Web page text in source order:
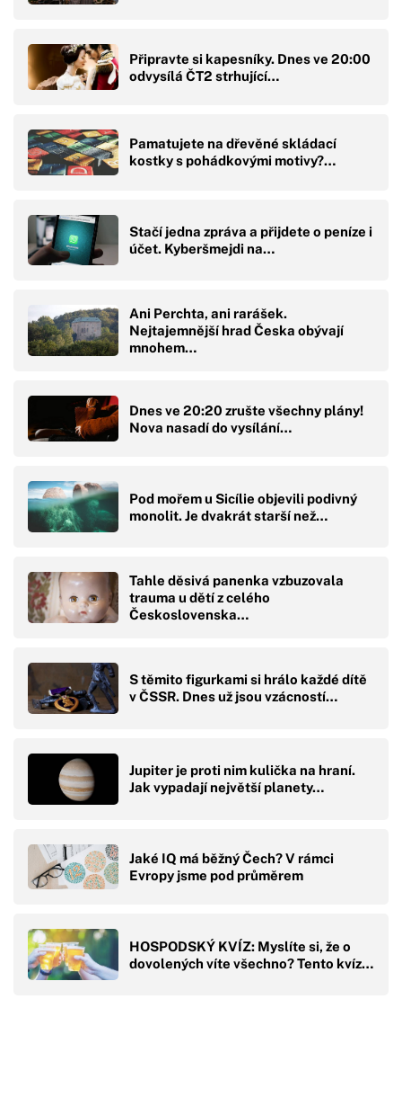
Připravte si kapesníky. Dnes ve 20:00
odvysílá ČT2 strhující…
Pamatujete na dřevěné skládací
kostky s pohádkovými motivy?…
Stačí jedna zpráva a přijdete o peníze i
účet. Kyberšmejdi na…
Ani Perchta, ani rarášek.
Nejtajemnější hrad Česka obývají
mnohem…
Dnes ve 20:20 zrušte všechny plány!
Nova nasadí do vysílání…
Pod mořem u Sicílie objevili podivný
monolit. Je dvakrát starší než…
Tahle děsivá panenka vzbuzovala
trauma u dětí z celého
Československa…
S těmito figurkami si hrálo každé dítě
v ČSSR. Dnes už jsou vzácností…
Jupiter je proti nim kulička na hraní.
Jak vypadají největší planety…
Jaké IQ má běžný Čech? V rámci
Evropy jsme pod průměrem
HOSPODSKÝ KVÍZ: Myslíte si, že o
dovolených víte všechno? Tento kvíz…